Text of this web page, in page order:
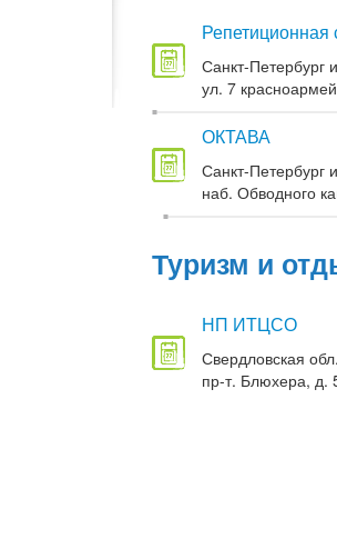
Репетиционная
Санкт-Петербург
ул. 7
ОКТАВА
Санкт-Петербург
наб. Обводного
Туризм и
НП ИТЦСО
Свердловская
пр-т. Блюхера, д.